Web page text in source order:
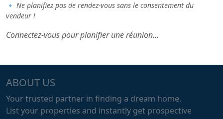
🔹 Ne planifiez pas de rendez-vous sans le consentement du
vendeur !
Connectez-vous pour planifier une réunion...
ABOUT US
Your trusted partner in finding a dream home.
List your properties and instantly get prospective